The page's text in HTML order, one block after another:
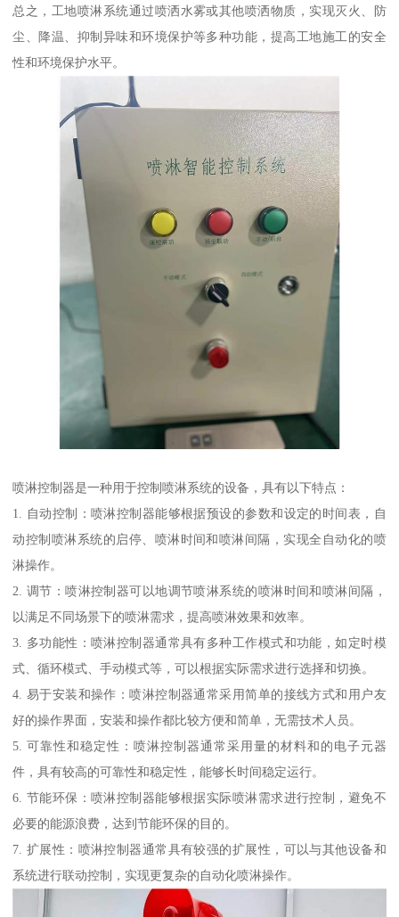
总之，工地喷淋系统通过喷洒水雾或其他喷洒物质，实现灭火、防
尘、降温、抑制异味和环境保护等多种功能，提高工地施工的安全
性和环境保护水平。
喷淋控制器是一种用于控制喷淋系统的设备，具有以下特点：
1. 自动控制：喷淋控制器能够根据预设的参数和设定的时间表，自
动控制喷淋系统的启停、喷淋时间和喷淋间隔，实现全自动化的喷
淋操作。
2. 调节：喷淋控制器可以地调节喷淋系统的喷淋时间和喷淋间隔，
以满足不同场景下的喷淋需求，提高喷淋效果和效率。
3. 多功能性：喷淋控制器通常具有多种工作模式和功能，如定时模
式、循环模式、手动模式等，可以根据实际需求进行选择和切换。
4. 易于安装和操作：喷淋控制器通常采用简单的接线方式和用户友
好的操作界面，安装和操作都比较方便和简单，无需技术人员。
5. 可靠性和稳定性：喷淋控制器通常采用量的材料和的电子元器
件，具有较高的可靠性和稳定性，能够长时间稳定运行。
6. 节能环保：喷淋控制器能够根据实际喷淋需求进行控制，避免不
必要的能源浪费，达到节能环保的目的。
7. 扩展性：喷淋控制器通常具有较强的扩展性，可以与其他设备和
系统进行联动控制，实现更复杂的自动化喷淋操作。